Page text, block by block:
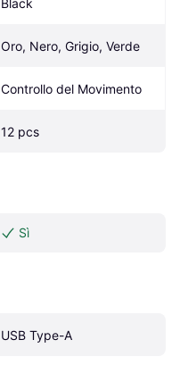
Oro, Nero, Grigio, Verde
Controllo del Movimento
12 pcs
Sì
USB Type-A